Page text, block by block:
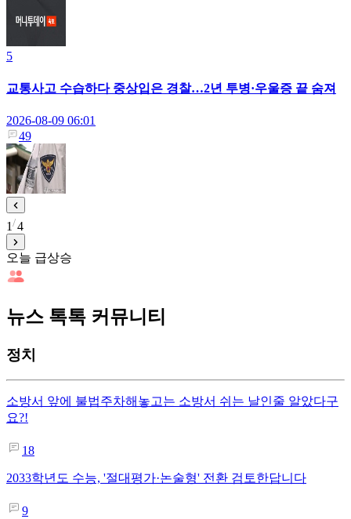
5
교통사고 수습하다 중상입은 경찰…2년 투병·우울증 끝 숨져
2026-08-09 06:01
49
1 4
오늘 급상승
뉴스 톡톡 커뮤니티
정치
소방서 앞에 불법주차해놓고는 소방서 쉬는 날인줄 알았다구
요?!
18
2033학년도 수능, '절대평가·논술형' 전환 검토한답니다
9